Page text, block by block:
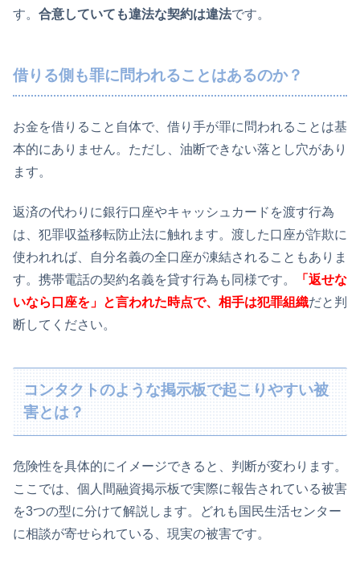
す。 合意していても違法な契約は違法です。
借りる側も罪に問われることはあるのか？
お金を借りること自体で、借り手が罪に問われることは基
本的にありません。ただし、油断できない落とし穴があり
ます。
返済の代わりに銀行口座やキャッシュカードを渡す行為
は、犯罪収益移転防止法に触れます。渡した口座が詐欺に
使われれば、自分名義の全口座が凍結されることもありま
す。携帯電話の契約名義を貸す行為も同様です。
「返せな
いなら口座を」と言われた時点で、相手は犯罪組織だと判
断してください。
コンタクトのような掲示板で起こりやすい被
害とは？
危険性を具体的にイメージできると、判断が変わります。
ここでは、個人間融資掲示板で実際に報告されている被害
を3つの型に分けて解説します。どれも国民生活センター
に相談が寄せられている、現実の被害です。